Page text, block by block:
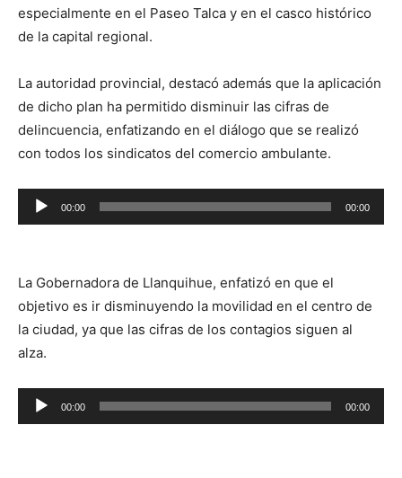
especialmente en el Paseo Talca y en el casco histórico
de la capital regional.
La autoridad provincial, destacó además que la aplicación
de dicho plan ha permitido disminuir las cifras de
delincuencia, enfatizando en el diálogo que se realizó
con todos los sindicatos del comercio ambulante.
Reproductor
de
00:00 00:00
La Gobernadora de Llanquihue, enfatizó en que el
objetivo es ir disminuyendo la movilidad en el centro de
la ciudad, ya que las cifras de los contagios siguen al
alza.
Reproductor
de
00:00 00:00